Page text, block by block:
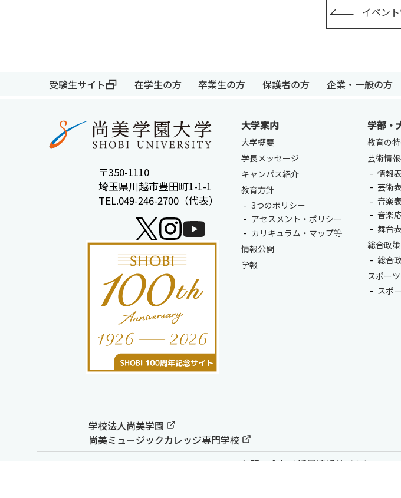
受験生サイト 保
イベン
受験生サイト 在学生の方 卒業生の方 保護者の方 企業・一般の方
〒350-1110
埼玉県川越市豊田町1-1-1
TEL.049-246-2700（代表）
大学案内
大学概要
学長メッセージ
キャンパス紹介
教育方針
3つのポリシー
アセスメント・ポリシー
カリキュラム・マップ等
情報公開
学報
学部・
教育の
芸術情
情報
芸術
音楽
音楽
舞台
総合政
総合
スポー
スポ
学校法人尚美学園
尚美ミュージックカレッジ専門学校
お問い合わせ 採用情報 サイトについて